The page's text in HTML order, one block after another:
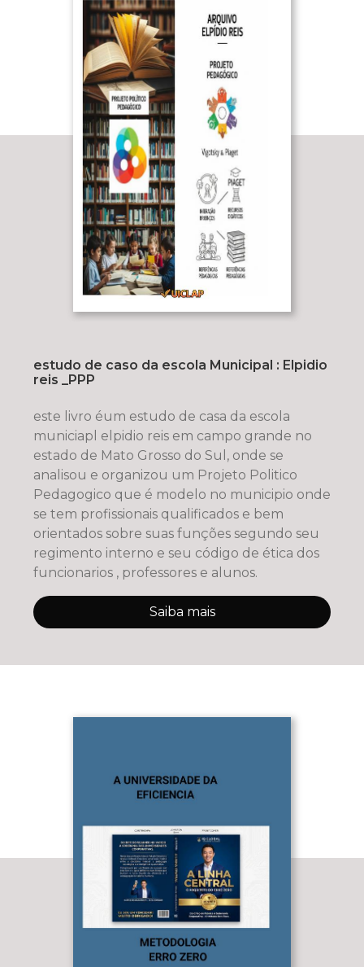
estudo de caso da escola Municipal : Elpidio
reis _PPP
este livro éum estudo de casa da escola
municiapl elpidio reis em campo grande no
estado de Mato Grosso do Sul, onde se
analisou e organizou um Projeto Politico
Pedagogico que é modelo no municipio onde
se tem profissionais qualificados e bem
orientados sobre suas funções segundo seu
regimento interno e seu código de ética dos
funcionarios , professores e alunos.
Saiba mais